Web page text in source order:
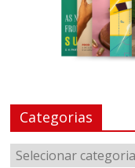
Categorias
Categorias